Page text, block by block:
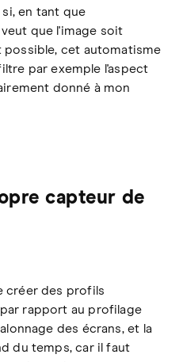
en tant que
que l'image soit
cet automatisme
par exemple l'aspect
donné à mon
capteur de
créer des profils
rapport au profilage
des écrans, et la
du temps, car il faut